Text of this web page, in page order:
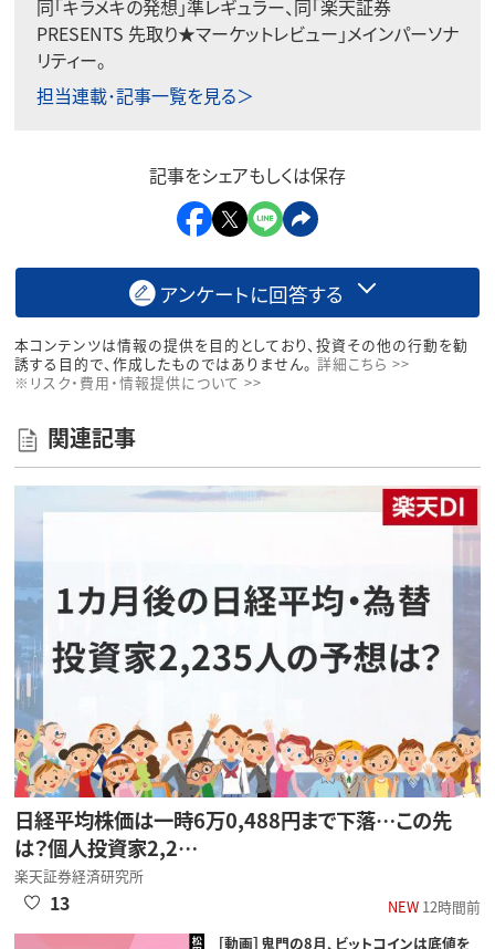
同「キラメキの発想」準レギュラー、同「楽天証券
PRESENTS 先取り★マーケットレビュー」メインパーソナ
リティー。
担当連載･記事一覧を見る＞
記事をシェアもしくは保存
アンケートに回答する
本コンテンツは情報の提供を目的としており、投資その他の行動を勧
誘する目的で、作成したものではありません。 詳細こちら >>
※リスク・費用・情報提供について >>
関連記事
日経平均株価は一時6万0,488円まで下落…この先
は？個人投資家2,2…
楽天証券経済研究所
NEW12時間前
13
［動画］鬼門の8月、ビットコインは底値を